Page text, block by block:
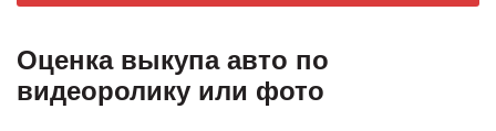
Оценка выкупа авто по
видеоролику или фото